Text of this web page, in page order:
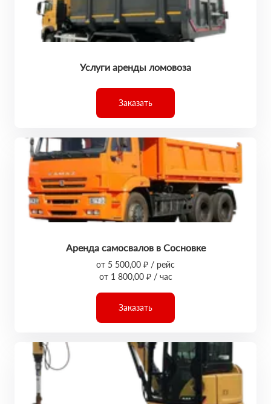
Услуги аренды ломовоза
Заказать
Аренда самосвалов в Сосновке
от 5 500,00 ₽ / рейс
от 1 800,00 ₽ / час
Заказать